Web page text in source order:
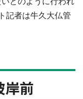
者は牛久大仏管
岸前